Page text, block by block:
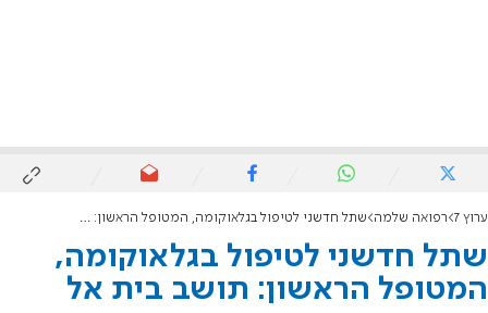
ערוץ 7 רפואה שלמה שתל חדשני לטיפול בגלאוקומה, המטופל הראשון: תושב בית אל
שתל חדשני לטיפול בגלאוקומה,
המטופל הראשון: תושב בית אל